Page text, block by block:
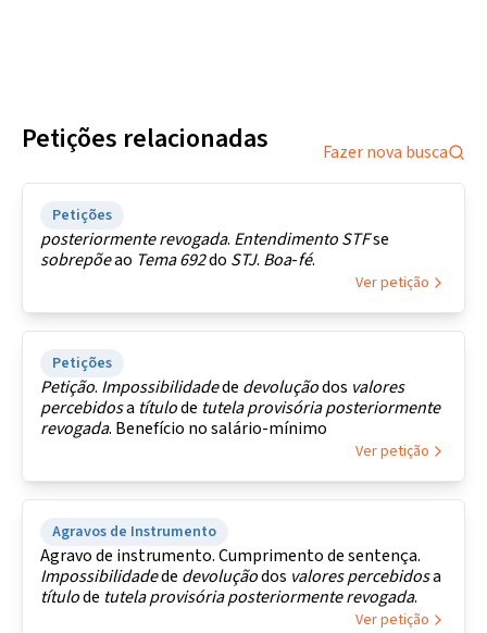
Petições relacionadas Fazer nova busca
Petições
posteriormenterevogada. EntendimentoSTFse
sobrepõeao Tema692do STJ. Boa-fé.
Ver petição
Petições
Petição. Impossibilidadede devoluçãodos valores
percebidosa títulode tutelaprovisóriaposteriormente
revogada. Benefício no salário-mínimo
Ver petição
Agravos de Instrumento
Agravo de instrumento. Cumprimento de sentença.
Impossibilidadede devoluçãodos valorespercebidosa
títulode tutelaprovisóriaposteriormenterevogada.
Ver petição